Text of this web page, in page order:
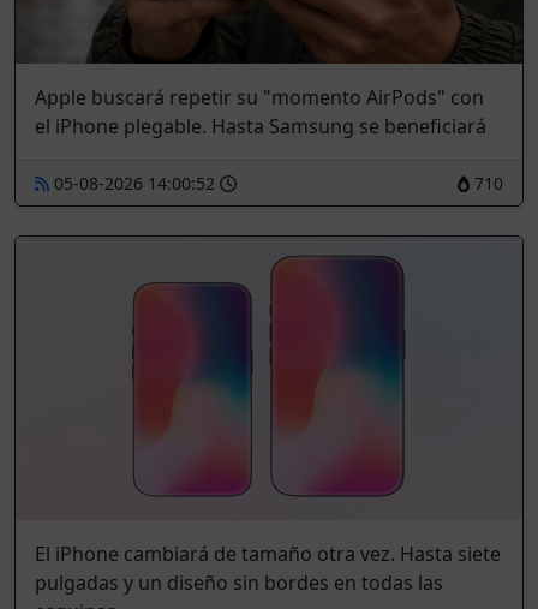
Apple buscará repetir su "momento AirPods" con
el iPhone plegable. Hasta Samsung se beneficiará
710
05-08-2026 14:00:52
El iPhone cambiará de tamaño otra vez. Hasta siete
pulgadas y un diseño sin bordes en todas las